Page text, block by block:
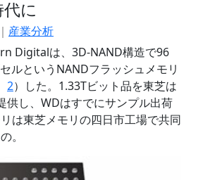
に
産業分析
Digitalは、3D-NAND構造で96
ルというNANDフラッシュメモリ
2）した。1.33Tビット品を東芝は
供し、WDはすでにサンプル出荷
は東芝メモリの四日市工場で共同
。